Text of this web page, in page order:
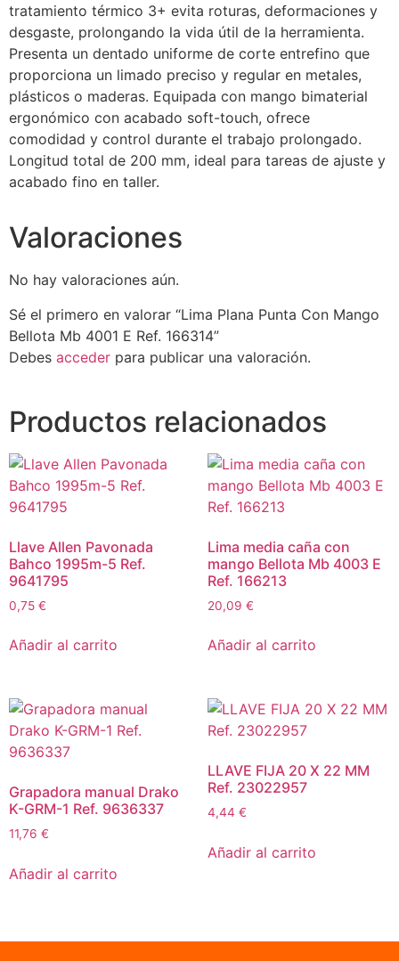
tratamiento térmico 3+ evita roturas, deformaciones y
desgaste, prolongando la vida útil de la herramienta.
Presenta un dentado uniforme de corte entrefino que
proporciona un limado preciso y regular en metales,
plásticos o maderas. Equipada con mango bimaterial
ergonómico con acabado soft-touch, ofrece
comodidad y control durante el trabajo prolongado.
Longitud total de 200 mm, ideal para tareas de ajuste y
acabado fino en taller.
Valoraciones
No hay valoraciones aún.
Sé el primero en valorar “Lima Plana Punta Con Mango
Bellota Mb 4001 E Ref. 166314”
Debes acceder para publicar una valoración.
Productos relacionados
Llave Allen Pavonada
Bahco 1995m-5 Ref.
9641795
0,75 €
Añadir al carrito
Lima media caña con
mango Bellota Mb 4003 E
Ref. 166213
20,09 €
Añadir al carrito
Grapadora manual Drako
K-GRM-1 Ref. 9636337
11,76 €
Añadir al carrito
LLAVE FIJA 20 X 22 MM
Ref. 23022957
4,44 €
Añadir al carrito